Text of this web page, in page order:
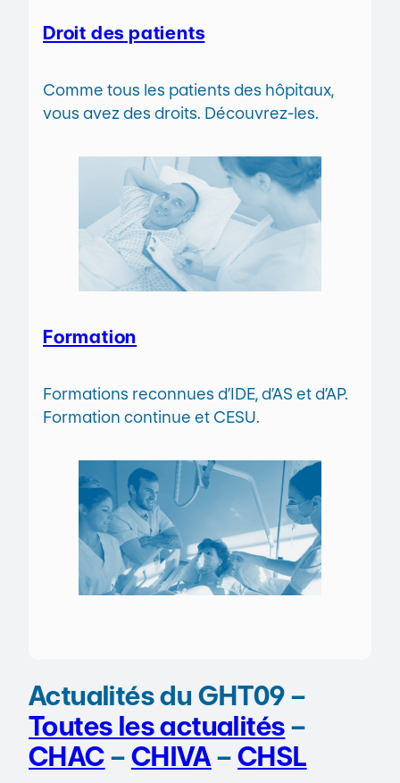
Droit des patients
Comme tous les patients des hôpitaux,
vous avez des droits. Découvrez-les.
Formation
Formations reconnues d’IDE, d’AS et d’AP.
Formation continue et CESU.
Actualités du GHT09 –
Toutes les actualités –
CHAC – CHIVA –CHSL